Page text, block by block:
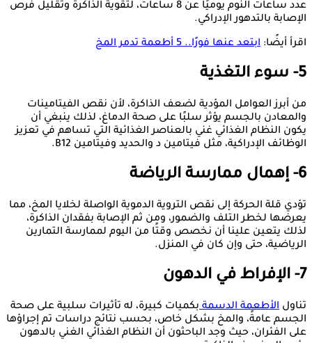
عدد ساعات النوم يوميًا عن 8 ساعات، لتقوية الذاكرة وتقليل فرص
الإصابة بالتدهور الإدراكي.
اقرأ أيضًا: ابتعد عنها فورًا.. 5 أطعمة تدمر المخ
5- سوء التغذية
من أبرز العوامل المؤدية لضعف الذاكرة، لأن نقص الفيتامينات
والمعادن بالجسم يؤثر سلبًا على صحة الدماغ، لذلك ينبغي أن
يكون النظام الغذائي غني بالعناصر الغذائية التي تساهم في تعزيز
الوظائف الإدراكية، مثل فيتامين د والحديد وفيتامين B12.
6- إهمال ممارسة الرياضة
تؤدي قلة الحركة إلى نقص التروية الدموية الواصلة لخلايا المخ، مما
يعرضها لخطر التلف والضمور، ومن ثم الإصابة بفقدان الذاكرة،
لذلك يتعين علينا أن نخصص وقتًا من اليوم لممارسة التمارين
الرياضية، حتى وإن كان في المنزل.
7- الإفراط في الدهون
تناول الأطعمة الدسمةبكميات كبيرة، له تأثيرات سلبية على صحة
الجسم عامةً، والمخ بشكل خاص، بحسب نتائج دراسات تم إجراؤها
على الفئران، حيث وجد الباحثون أن النظام الغذائي الغني بالدهون